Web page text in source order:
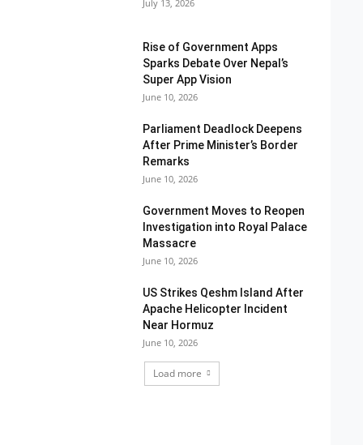
July 13, 2026
Rise of Government Apps
Sparks Debate Over Nepal’s
Super App Vision
June 10, 2026
Parliament Deadlock Deepens
After Prime Minister’s Border
Remarks
June 10, 2026
Government Moves to Reopen
Investigation into Royal Palace
Massacre
June 10, 2026
US Strikes Qeshm Island After
Apache Helicopter Incident
Near Hormuz
June 10, 2026
Load more